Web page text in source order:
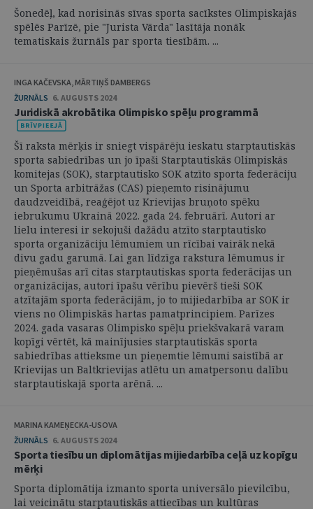
Šonedēļ, kad norisinās sīvas sporta sacīkstes Olimpiskajās
spēlēs Parīzē, pie "Jurista Vārda" lasītāja nonāk
tematiskais žurnāls par sporta tiesībām. ...
INGA KAČEVSKA, MĀRTIŅŠ DAMBERGS
ŽURNĀLS 6. AUGUSTS 2024
Juridiskā akrobātika Olimpisko spēļu programmā
Šī raksta mērķis ir sniegt vispārēju ieskatu starptautiskās
sporta sabiedrības un jo īpaši Starptautiskās Olimpiskās
komitejas (SOK), starptautisko SOK atzīto sporta federāciju
un Sporta arbitrāžas (CAS) pieņemto risinājumu
daudzveidībā, reaģējot uz Krievijas bruņoto spēku
iebrukumu Ukrainā 2022. gada 24. februārī. Autori ar
lielu interesi ir sekojuši dažādu atzīto starptautisko
sporta organizāciju lēmumiem un rīcībai vairāk nekā
divu gadu garumā. Lai gan līdzīga rakstura lēmumus ir
pieņēmušas arī citas starptautiskas sporta federācijas un
organizācijas, autori īpašu vērību pievērš tieši SOK
atzītajām sporta federācijām, jo to mijiedarbība ar SOK ir
viens no Olimpiskās hartas pamatprincipiem. Parīzes
2024. gada vasaras Olimpisko spēļu priekšvakarā varam
kopīgi vērtēt, kā mainījusies starptautiskās sporta
sabiedrības attieksme un pieņemtie lēmumi saistībā ar
Krievijas un Baltkrievijas atlētu un amatpersonu dalību
starptautiskajā sporta arēnā. ...
MARINA KAMEŅECKA-USOVA
ŽURNĀLS 6. AUGUSTS 2024
Sporta tiesību un diplomātijas mijiedarbība ceļā uz kopīgu
mērķi
Sporta diplomātija izmanto sporta universālo pievilcību,
lai veicinātu starptautiskās attiecības un kultūras